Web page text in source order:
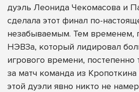
дуэль Леонида Чекомасова и
сделала этот финал по-
незабываемым. Тем временем,
НЭВЗа, который лидировал
игрового времени, постепенно
за матч команда из
этой дуэли явно никто не